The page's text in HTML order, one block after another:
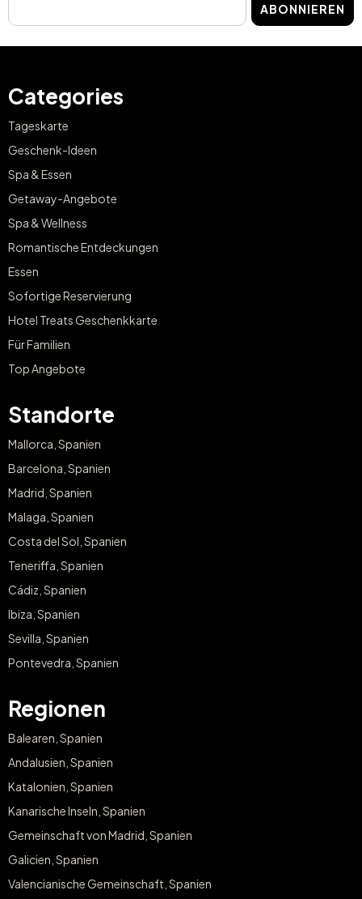
ABONNIEREN
Categories
Tageskarte
Geschenk-Ideen
Spa & Essen
Getaway-Angebote
Spa & Wellness
Romantische Entdeckungen
Essen
Sofortige Reservierung
Hotel Treats Geschenkkarte
Für Familien
Top Angebote
Standorte
Mallorca, Spanien
Barcelona, Spanien
Madrid, Spanien
Malaga, Spanien
Costa del Sol, Spanien
Teneriffa, Spanien
Cádiz, Spanien
Ibiza, Spanien
Sevilla, Spanien
Pontevedra, Spanien
Regionen
Balearen, Spanien
Andalusien, Spanien
Katalonien, Spanien
Kanarische Inseln, Spanien
Gemeinschaft von Madrid, Spanien
Galicien, Spanien
Valencianische Gemeinschaft, Spanien